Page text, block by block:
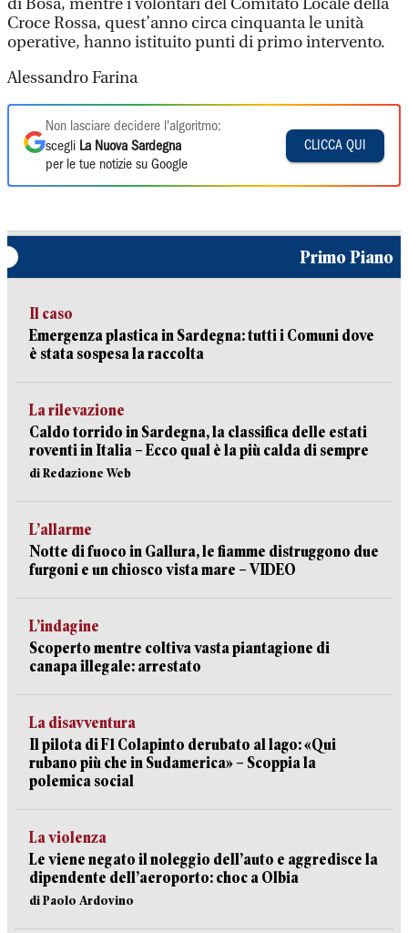
di Bosa, mentre i volontari del Comitato Locale della
Croce Rossa, quest’anno circa cinquanta le unità
operative, hanno istituito punti di primo intervento.
Alessandro Farina
Non lasciare decidere l'algoritmo:
scegli La Nuova Sardegna
per le tue notizie su Google
CLICCA QUI
Primo Piano
Il caso
Emergenza plastica in Sardegna: tutti i Comuni dove
è stata sospesa la raccolta
La rilevazione
Caldo torrido in Sardegna, la classifica delle estati
roventi in Italia – Ecco qual è la più calda di sempre
di Redazione Web
L’allarme
Notte di fuoco in Gallura, le fiamme distruggono due
furgoni e un chiosco vista mare – VIDEO
L’indagine
Scoperto mentre coltiva vasta piantagione di
canapa illegale: arrestato
La disavventura
Il pilota di F1 Colapinto derubato al lago: «Qui
rubano più che in Sudamerica» – Scoppia la
polemica social
La violenza
Le viene negato il noleggio dell’auto e aggredisce la
dipendente dell’aeroporto: choc a Olbia
di Paolo Ardovino